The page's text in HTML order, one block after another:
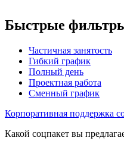
Быстрые
Частичная занятость
Гибкий график
Полный день
Проектная работа
Сменный график
Корпоративная поддержка
Какой соцпакет вы